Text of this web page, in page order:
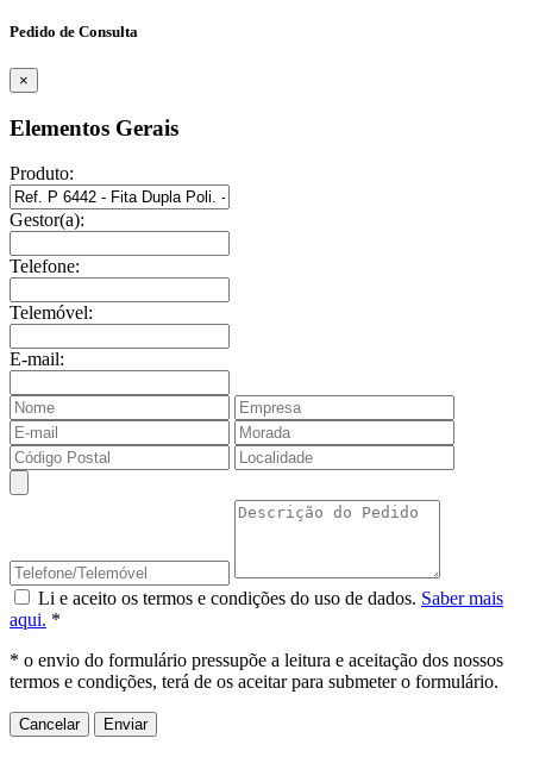
Pedido de Consulta
×
Elementos Gerais
Produto:
Gestor(a):
Telefone:
Telemóvel:
E-mail:
Li e aceito os termos e condições do uso de dados. Saber mais
aqui. *
* o envio do formulário pressupõe a leitura e aceitação dos nossos
termos e condições, terá de os aceitar para submeter o formulário.
Cancelar